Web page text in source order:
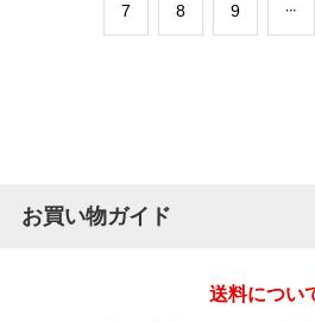
​7 ​8 ​9
お買い物ガイド
送料につい